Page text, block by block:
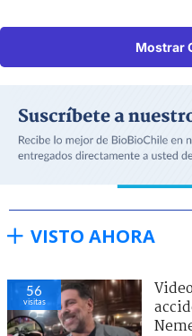
Mostrar
VISTO AHORA
56
visitas